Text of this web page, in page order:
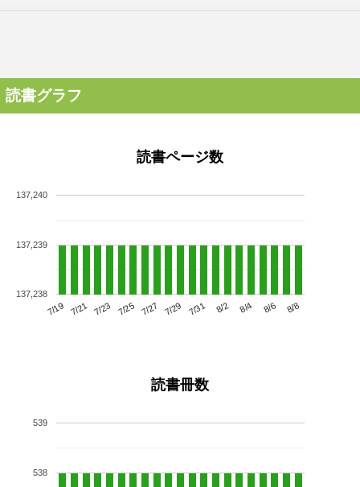
読書グラフ
読書ページ数
7/19 7/21 7/23 7/25 7/27 7/29 7/31 8/2 8/4 8/6 8/8
137,238
137,239
137,240
読書冊数
538
539